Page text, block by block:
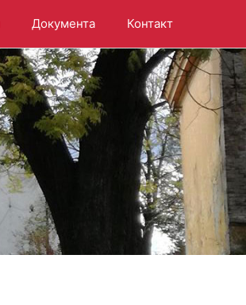
Документа Контакт